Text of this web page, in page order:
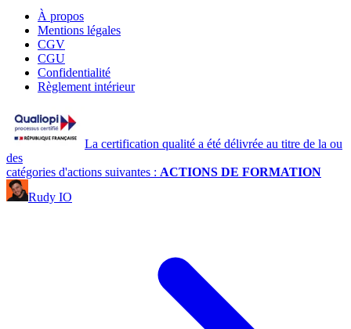
À propos
Mentions légales
CGV
CGU
Confidentialité
Règlement intérieur
La certification qualité a été délivrée au titre de la ou
des
catégories d'actions suivantes : ACTIONS DE FORMATION
Rudy IO